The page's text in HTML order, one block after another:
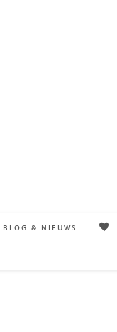
BLOG & NIEUWS